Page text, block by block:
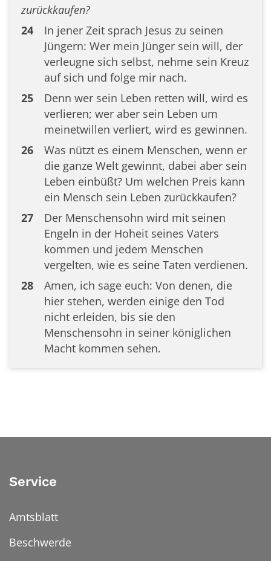
zurückkaufen?
24
In jener Zeit sprach Jesus zu seinen
Jüngern: Wer mein Jünger sein will, der
verleugne sich selbst, nehme sein Kreuz
auf sich und folge mir nach.
25
Denn wer sein Leben retten will, wird es
verlieren; wer aber sein Leben um
meinetwillen verliert, wird es gewinnen.
26
Was nützt es einem Menschen, wenn er
die ganze Welt gewinnt, dabei aber sein
Leben einbüßt? Um welchen Preis kann
ein Mensch sein Leben zurückkaufen?
27
Der Menschensohn wird mit seinen
Engeln in der Hoheit seines Vaters
kommen und jedem Menschen
vergelten, wie es seine Taten verdienen.
28
Amen, ich sage euch: Von denen, die
hier stehen, werden einige den Tod
nicht erleiden, bis sie den
Menschensohn in seiner königlichen
Macht kommen sehen.
Service
Amtsblatt
Beschwerde